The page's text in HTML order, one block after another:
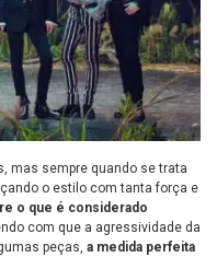
mas sempre quando se trata
o estilo com tanta força e
o que é considerado
com que a agressividade da
peças, a medida perfeita